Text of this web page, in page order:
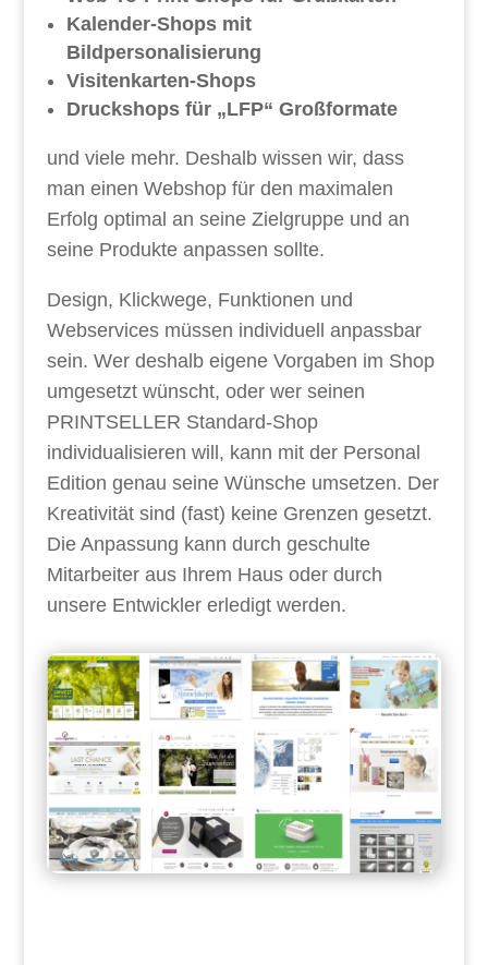
Kalender-Shops mit
Bildpersonalisierung
Visitenkarten-Shops
Druckshops für „LFP“ Großformate
und viele mehr. Deshalb wissen wir, dass
man einen Webshop für den maximalen
Erfolg optimal an seine Zielgruppe und an
seine Produkte anpassen sollte.
Design, Klickwege, Funktionen und
Webservices müssen individuell anpassbar
sein. Wer deshalb eigene Vorgaben im Shop
umgesetzt wünscht, oder wer seinen
PRINTSELLER Standard-Shop
individualisieren will, kann mit der Personal
Edition genau seine Wünsche umsetzen. Der
Kreativität sind (fast) keine Grenzen gesetzt.
Die Anpassung kann durch geschulte
Mitarbeiter aus Ihrem Haus oder durch
unsere Entwickler erledigt werden.